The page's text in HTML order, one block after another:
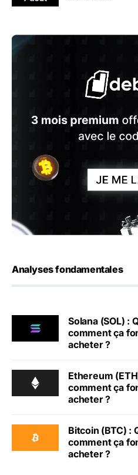
Analyses fondamentales
Solana (SOL) :
comment ça
acheter ?
Ethereum
comment ça
acheter ?
Bitcoin (BTC) :
comment ça
acheter ?